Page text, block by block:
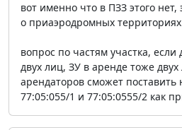
вот именно что в ПЗЗ этого
о приаэродромных
вопрос по частям участка, если
двух лиц, ЗУ в аренде тоже
арендаторов сможет поставить
77:05:055/1 и 77:05:0555/2 как